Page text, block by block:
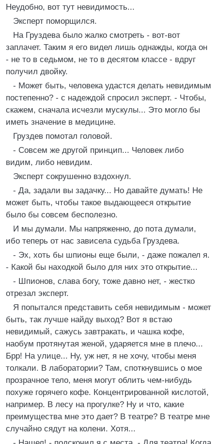
Неудобно, вот тут невидимость...
Эксперт поморщился.
На Груздева было жалко смотреть - вот-вот
заплачет. Таким я его видел лишь однажды, когда он
- не то в седьмом, не то в десятом классе - вдруг
получил двойку.
- Может быть, человека удастся делать невидимым
постепенно? - с надеждой спросил эксперт. - Чтобы,
скажем, сначала исчезли мускулы... Это могло бы
иметь значение в медицине.
Груздев помотал головой.
- Совсем же другой принцип... Человек либо
видим, либо невидим.
Эксперт сокрушенно вздохнул.
- Да, задали вы задачку... Но давайте думать! Не
может быть, чтобы такое выдающееся открытие
было бы совсем бесполезно.
И мы думали. Мы напряженно, до пота думали,
ибо теперь от нас зависела судьба Груздева.
- Эх, хоть бы шпионы еще были, - даже пожалел я.
- Какой бы находкой было для них это открытие...
- Шпионов, слава богу, тоже давно нет, - жестко
отрезал эксперт.
Я попытался представить себя невидимым - может
быть, так лучше найду выход? Вот я встаю
невидимый, сажусь завтракать, и чашка кофе,
наобум протянутая женой, ударяется мне в плечо...
Брр! На улице... Ну, уж нет, я не хочу, чтобы меня
толкали. В лаборатории? Там, споткнувшись о мое
прозрачное тело, меня могут облить чем-нибудь
похуже горячего кофе. Концентрированной кислотой,
например. В лесу на прогулке? Ну и что, какие
преимущества мне это дает? В театре? В театре мне
случайно сядут на колени. Хотя...